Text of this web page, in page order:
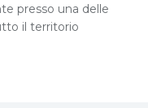
presso una delle
il territorio